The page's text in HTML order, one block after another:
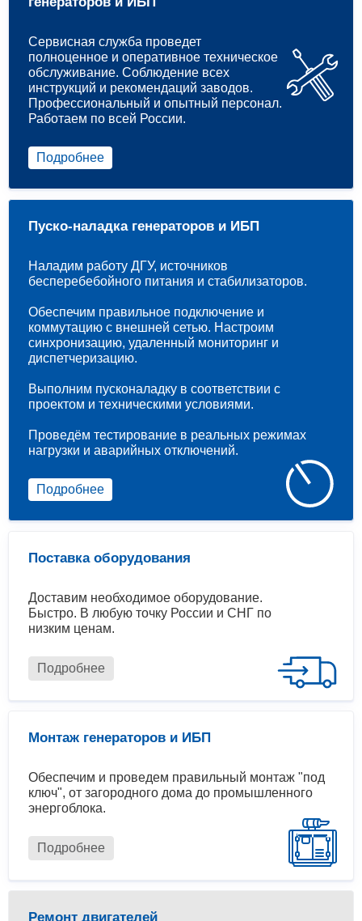
Сервисная служба проведет
полноценное и оперативное техническое
обслуживание. Соблюдение всех
инструкций и рекомендаций заводов.
Профессиональный и опытный персонал.
Работаем по всей России.
Подробнее
Поставка оборудования
Доставим необходимое оборудование.
Быстро. В любую точку России и СНГ по
низким ценам.
Подробнее
Монтаж генераторов и ИБП
Обеспечим и проведем правильный монтаж "под
ключ", от загородного дома до промышленного
энергоблока.
Подробнее
Пуско-наладка генераторов и ИБП
Наладим работу ДГУ, источников
бесперебебойного питания и стабилизаторов.
Обеспечим правильное подключение и
коммутацию с внешней сетью. Настроим
синхронизацию, удаленный мониторинг и
диспетчеризацию.
Выполним пусконаладку в соответствии с
проектом и техническими условиями.
Проведём тестирование в реальных режимах
нагрузки и аварийных отключений.
Подробнее
Ремонт двигателей